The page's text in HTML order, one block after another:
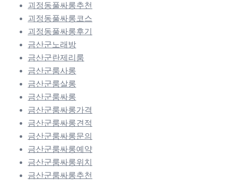
괴정동풀싸롱추천
괴정동풀싸롱코스
괴정동풀싸롱후기
금산군노래방
금산군란제리룸
금산군룸사롱
금산군룸살롱
금산군룸싸롱
금산군룸싸롱가격
금산군룸싸롱견적
금산군룸싸롱문의
금산군룸싸롱예약
금산군룸싸롱위치
금산군룸싸롱추천